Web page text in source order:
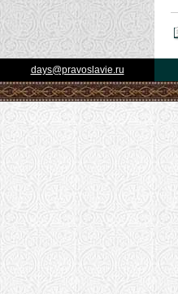
days@pravoslavie.ru